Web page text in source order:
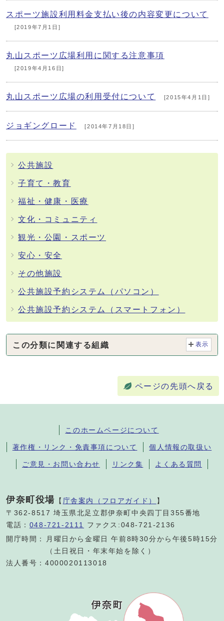
スポーツ施設利用料金支払い後の内容変更について
[2019年7月1日]
丸山スポーツ広場利用に関する注意事項
[2019年4月16日]
丸山スポーツ広場の利用受付について [2015年4月1日]
ジョギングロード [2014年7月18日]
公共施設
子育て・教育
福祉・健康・医療
文化・コミュニティ
観光・公園・スポーツ
安心・安全
その他施設
公共施設予約システム（パソコン）
公共施設予約システム（スマートフォン）
この分類に関連する組織 表示
ページの先頭へ戻る
このホームページについて
著作権・リンク・免責事項について 個人情報の取扱い
ご意見・お問い合わせ リンク集 よくある質問
伊奈町役場 【 庁舎案内（フロアガイド） 】
〒362-8517 埼玉県北足立郡伊奈町中央四丁目355番地
電話： 048-721-2111
ファクス:048-721-2136
開庁時間：
月曜日から金曜日 午前8時30分から午後5時15分
（土日祝日・年末年始を除く）
法人番号：4000020113018